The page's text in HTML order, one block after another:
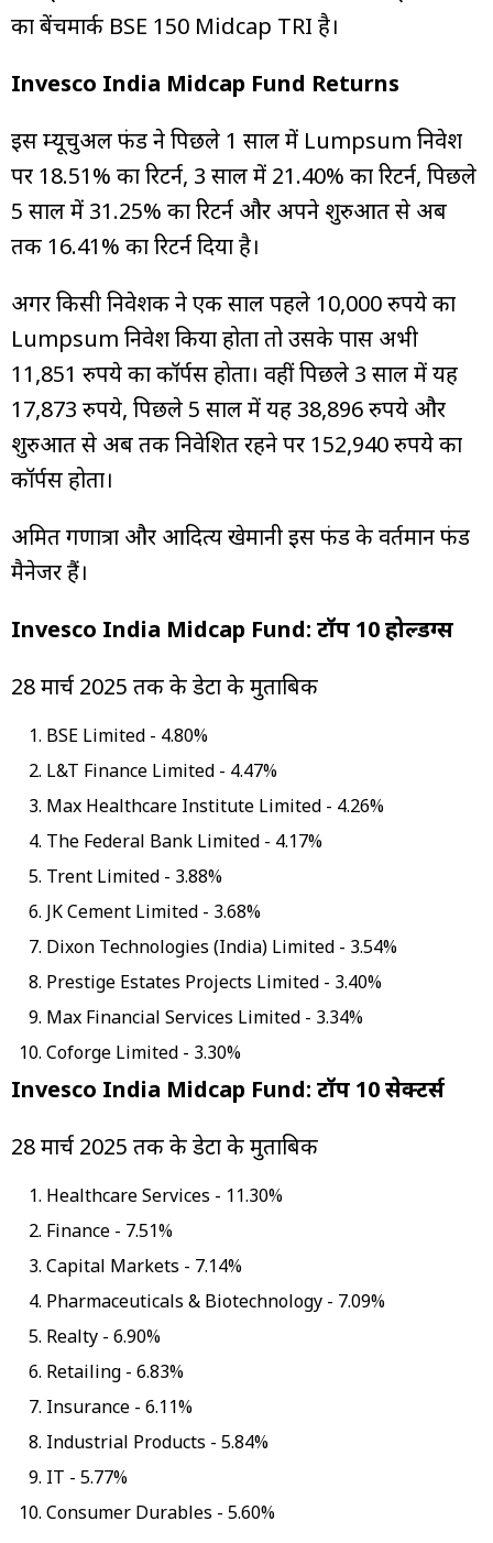
का बेंचमार्क BSE 150 Midcap TRI है।
Invesco India Midcap Fund Returns
इस म्यूचुअल फंड ने पिछले 1 साल में Lumpsum निवेश
पर 18.51% का रिटर्न, 3 साल में 21.40% का रिटर्न, पिछले
5 साल में 31.25% का रिटर्न और अपने शुरुआत से अब
तक 16.41% का रिटर्न दिया है।
अगर किसी निवेशक ने एक साल पहले 10,000 रुपये का
Lumpsum निवेश किया होता तो उसके पास अभी
11,851 रुपये का कॉर्पस होता। वहीं पिछले 3 साल में यह
17,873 रुपये, पिछले 5 साल में यह 38,896 रुपये और
शुरुआत से अब तक निवेशित रहने पर 152,940 रुपये का
कॉर्पस होता।
अमित गणात्रा और आदित्य खेमानी इस फंड के वर्तमान फंड
मैनेजर हैं।
Invesco India Midcap Fund: टॉप 10 होल्डिंग्स
28 मार्च 2025 तक के डेटा के मुताबिक
BSE Limited - 4.80%
L&T Finance Limited - 4.47%
Max Healthcare Institute Limited - 4.26%
The Federal Bank Limited - 4.17%
Trent Limited - 3.88%
JK Cement Limited - 3.68%
Dixon Technologies (India) Limited - 3.54%
Prestige Estates Projects Limited - 3.40%
Max Financial Services Limited - 3.34%
Coforge Limited - 3.30%
Invesco India Midcap Fund: टॉप 10 सेक्टर्स
28 मार्च 2025 तक के डेटा के मुताबिक
Healthcare Services - 11.30%
Finance - 7.51%
Capital Markets - 7.14%
Pharmaceuticals & Biotechnology - 7.09%
Realty - 6.90%
Retailing - 6.83%
Insurance - 6.11%
Industrial Products - 5.84%
IT - 5.77%
Consumer Durables - 5.60%